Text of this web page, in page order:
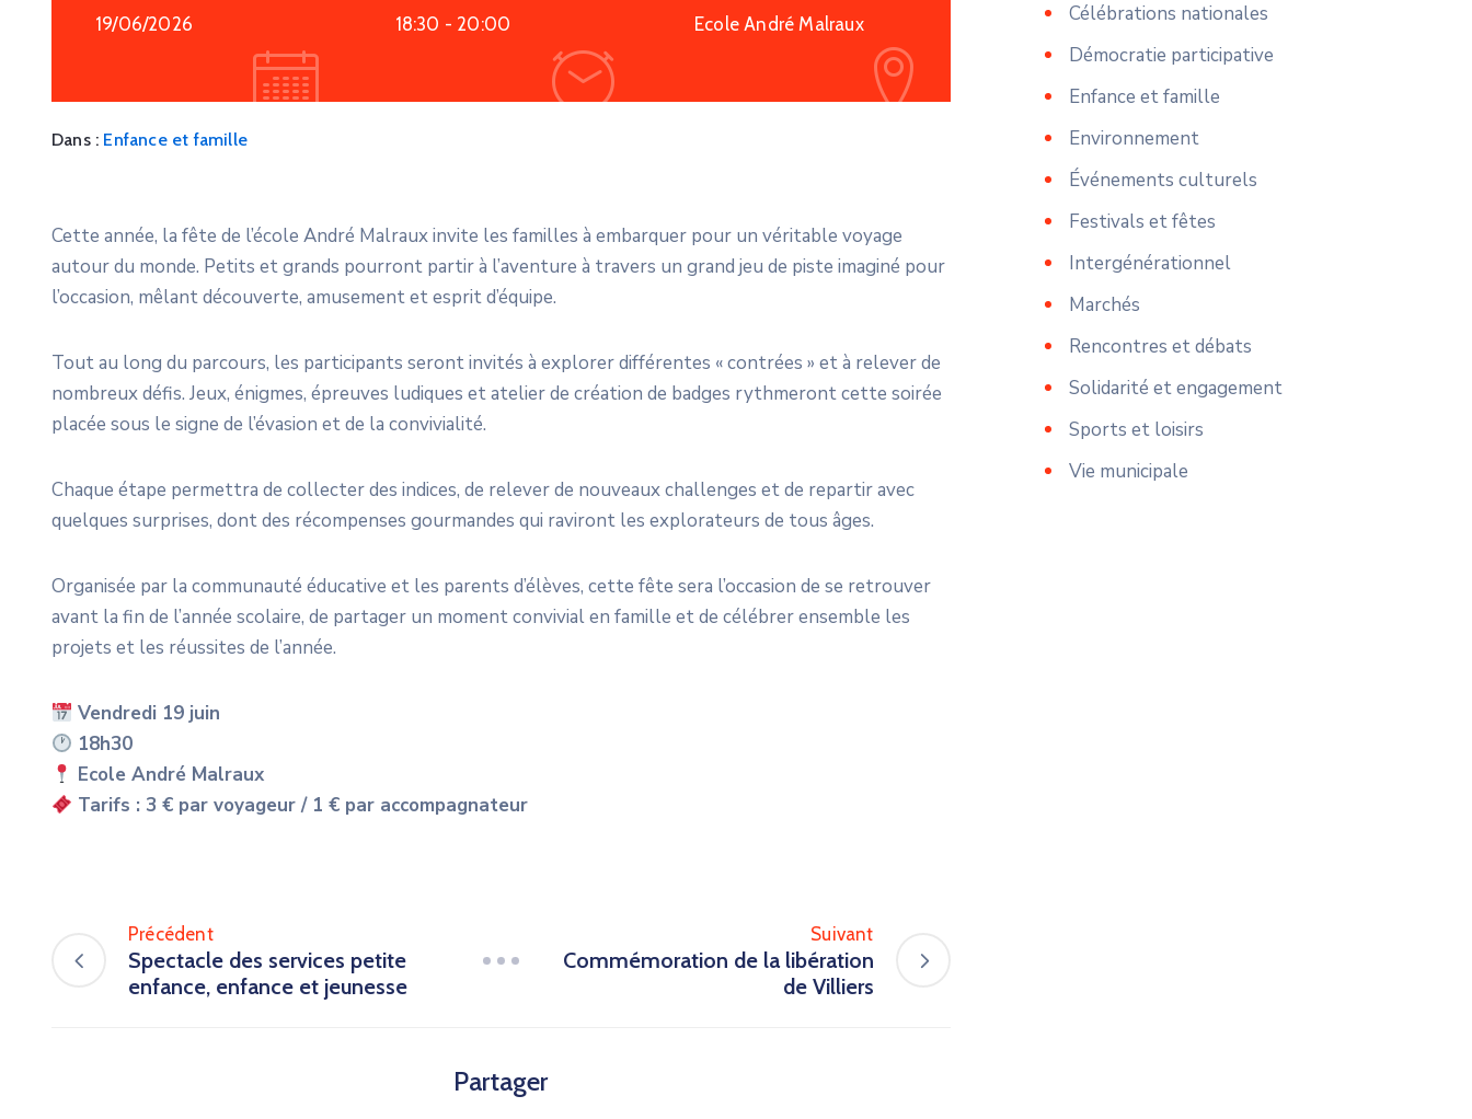
19/06/2026 18:30 - 20:00 Ecole André Malraux
Dans : Enfance et famille
Cette année, la fête de l’école André Malraux invite les familles à embarquer pour un véritable voyage
autour du monde. Petits et grands pourront partir à l’aventure à travers un grand jeu de piste imaginé pour
l’occasion, mêlant découverte, amusement et esprit d’équipe.
Tout au long du parcours, les participants seront invités à explorer différentes « contrées » et à relever de
nombreux défis. Jeux, énigmes, épreuves ludiques et atelier de création de badges rythmeront cette soirée
placée sous le signe de l’évasion et de la convivialité.
Chaque étape permettra de collecter des indices, de relever de nouveaux challenges et de repartir avec
quelques surprises, dont des récompenses gourmandes qui raviront les explorateurs de tous âges.
Organisée par la communauté éducative et les parents d’élèves, cette fête sera l’occasion de se retrouver
avant la fin de l’année scolaire, de partager un moment convivial en famille et de célébrer ensemble les
projets et les réussites de l’année.
Vendredi 19 juin
18h30
Ecole André Malraux
Tarifs : 3 € par voyageur / 1 € par accompagnateur
Précédent
Spectacle des services petite
enfance, enfance et jeunesse
Suivant
Commémoration de la libération
de Villiers
Partager
Célébrations nationales
Démocratie participative
Enfance et famille
Environnement
Événements culturels
Festivals et fêtes
Intergénérationnel
Marchés
Rencontres et débats
Solidarité et engagement
Sports et loisirs
Vie municipale